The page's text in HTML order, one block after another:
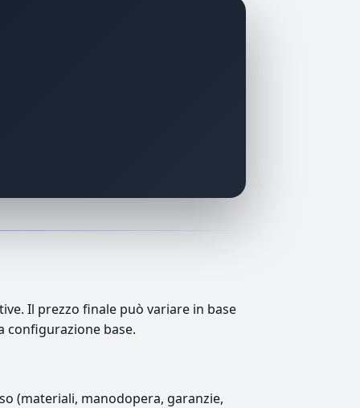
Il prezzo finale può variare in base
configurazione base.
(materiali, manodopera, garanzie,